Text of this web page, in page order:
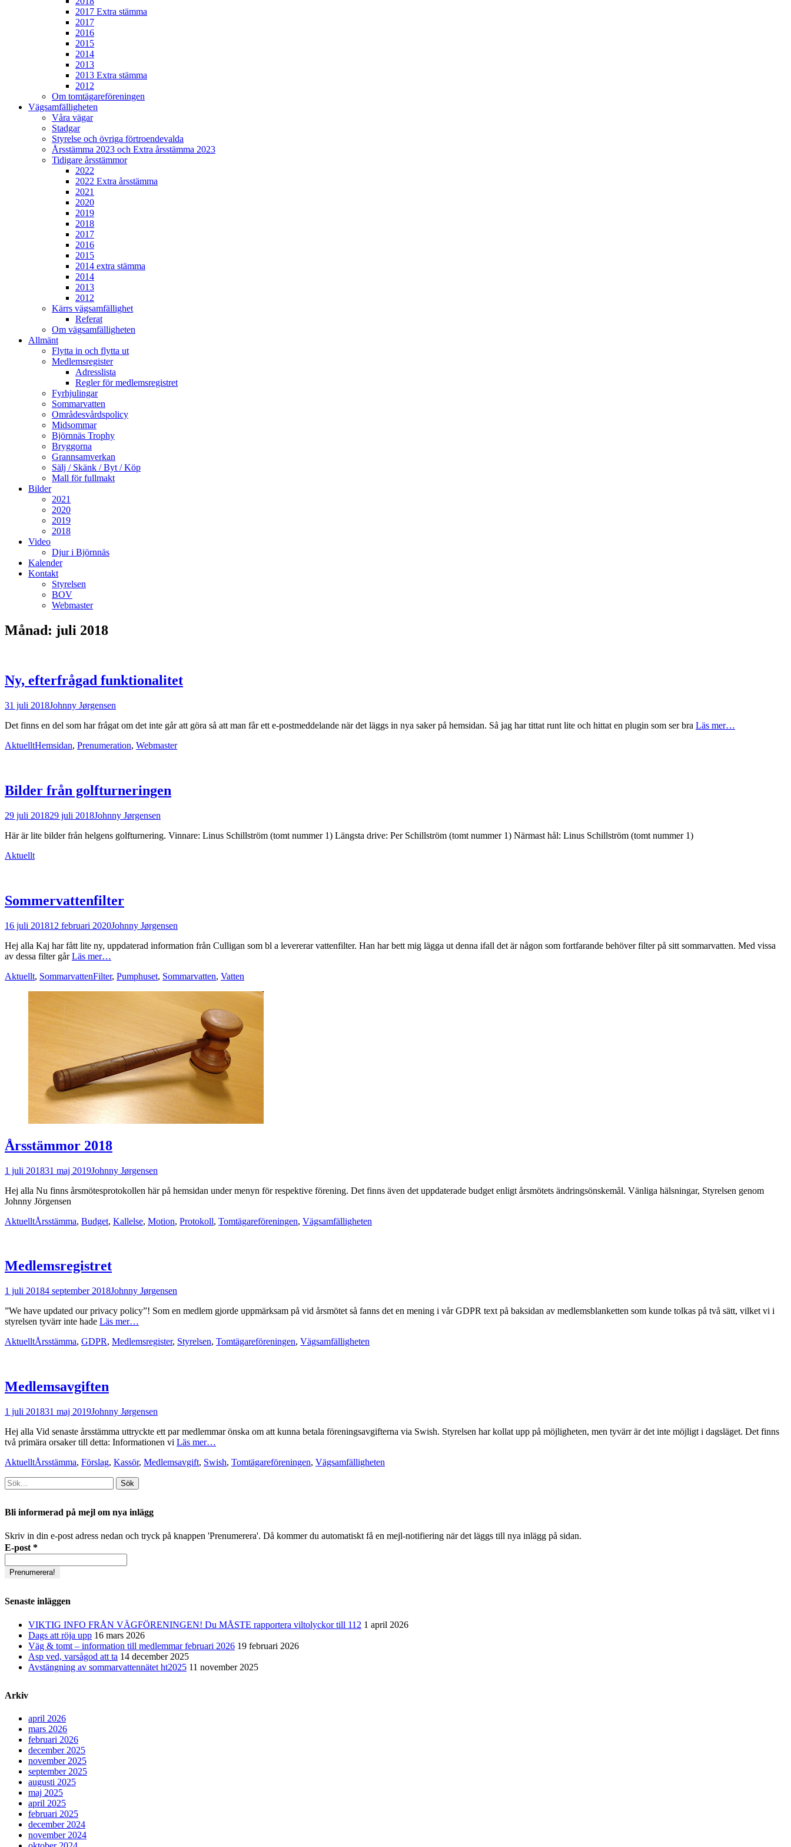
2017 Extra stämma
2017
2016
2015
2014
2013
2013 Extra stämma
2012
Om tomtägareföreningen
Vägsamfälligheten
Våra vägar
Stadgar
Styrelse och övriga förtroendevalda
Årsstämma 2023 och Extra årsstämma 2023
Tidigare årsstämmor
2022
2022 Extra årsstämma
2021
2020
2019
2018
2017
2016
2015
2014 extra stämma
2014
2013
2012
Kärrs vägsamfällighet
Referat
Om vägsamfälligheten
Allmänt
Flytta in och flytta ut
Medlemsregister
Adresslista
Regler för medlemsregistret
Fyrhjulingar
Sommarvatten
Områdesvårdspolicy
Midsommar
Björnnäs Trophy
Bryggorna
Grannsamverkan
Sälj / Skänk / Byt / Köp
Mall för fullmakt
Bilder
2021
2020
2019
2018
Video
Djur i Björnnäs
Kalender
Kontakt
Styrelsen
BOV
Webmaster
Månad: juli 2018
Ny, efterfrågad funktionalitet
Postades
31 juli 2018Författare
Johnny Jørgensen
Det finns en del som har frågat om det inte går att göra så att man får ett e-postmeddelande när det läggs in nya saker på hemsidan. Så jag har tittat runt lite och hittat en plugin som ser bra Läs mer…
Kategorier
AktuelltTaggar
Hemsidan, Prenumeration, Webmaster
Bilder från golfturneringen
Postades
29 juli 201829 juli 2018Författare
Johnny Jørgensen
Här är lite bilder från helgens golfturnering. Vinnare: Linus Schillström (tomt nummer 1) Längsta drive: Per Schillström (tomt nummer 1) Närmast hål: Linus Schillström (tomt nummer 1)
Kategorier
Aktuellt
Sommervattenfilter
Postades
16 juli 201812 februari 2020Författare
Johnny Jørgensen
Hej alla Kaj har fått lite ny, uppdaterad information från Culligan som bl a levererar vattenfilter. Han har bett mig lägga ut denna ifall det är någon som fortfarande behöver filter på sitt sommarvatten. Med vissa
av dessa filter gårLäs mer…
Kategorier
Aktuellt, SommarvattenTaggar
Filter, Pumphuset, Sommarvatten, Vatten
Årsstämmor 2018
Postades
1 juli 201831 maj 2019Författare
Johnny Jørgensen
Hej alla Nu finns årsmötesprotokollen här på hemsidan under menyn för respektive förening. Det finns även det uppdaterade budget enligt årsmötets ändringsönskemål. Vänliga hälsningar, Styrelsen genom
Johnny Jörgensen
Kategorier
AktuelltTaggar
Årsstämma, Budget, Kallelse, Motion, Protokoll, Tomtägareföreningen, Vägsamfälligheten
Medlemsregistret
Postades
1 juli 20184 september 2018Författare
Johnny Jørgensen
”We have updated our privacy policy”! Som en medlem gjorde uppmärksam på vid årsmötet så fanns det en mening i vår GDPR text på baksidan av medlemsblanketten som kunde tolkas på två sätt, vilket vi i
styrelsen tyvärr inte hade Läs mer…
Kategorier
AktuelltTaggar
Årsstämma, GDPR, Medlemsregister, Styrelsen, Tomtägareföreningen, Vägsamfälligheten
Medlemsavgiften
Postades
1 juli 201831 maj 2019Författare
Johnny Jørgensen
Hej alla Vid senaste årsstämma uttryckte ett par medlemmar önska om att kunna betala föreningsavgifterna via Swish. Styrelsen har kollat upp på möjligheten, men tyvärr är det inte möjligt i dagsläget. Det finns
två primära orsaker till detta: Informationen vi Läs mer…
Kategorier
AktuelltTaggar
Årsstämma, Förslag, Kassör, Medlemsavgift, Swish, Tomtägareföreningen, Vägsamfälligheten
Sök
efter:
Bli informerad på mejl om nya inlägg
Skriv in din e-post adress nedan och tryck på knappen 'Prenumerera'. Då kommer du automatiskt få en mejl-notifiering när det läggs till nya inlägg på sidan.
E-post *
Senaste inläggen
VIKTIG INFO FRÅN VÄGFÖRENINGEN! Du MÅSTE rapportera viltolyckor till 112 1 april 2026
Dags att röja upp 16 mars 2026
Väg & tomt – information till medlemmar februari 2026 19 februari 2026
Asp ved, varsågod att ta 14 december 2025
Avstängning av sommarvattennätet ht2025 11 november 2025
Arkiv
april 2026
mars 2026
februari 2026
december 2025
november 2025
september 2025
augusti 2025
maj 2025
april 2025
februari 2025
december 2024
november 2024